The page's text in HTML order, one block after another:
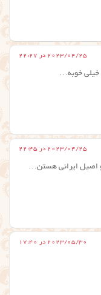
2023/04/25 در 22:27
خیلی خوبه…
2023/04/25 در 22:45
و اصیل ایرانی هستن…
2023/05/30 در 17:40